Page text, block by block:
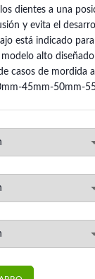
dientes a una
y evita el
está indicado
alto
casos de mordida
45mm-50mm-
a 14 años | RMO